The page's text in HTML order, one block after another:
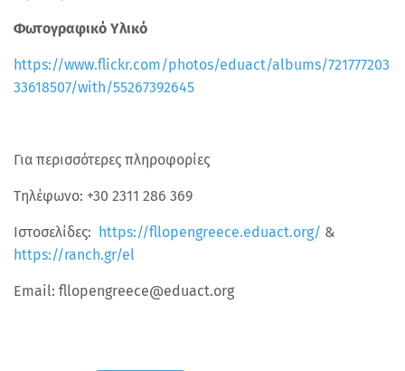
Φωτογραφικό Υλικό
https://www.flickr.com/photos/eduact/albums/721777203
33618507/with/55267392645
Για περισσότερες πληροφορίες
Τηλέφωνο: +30 2311 286 369
Ιστοσελίδες: https://fllopengreece.eduact.org/ &
https://ranch.gr/el
Email: fllopengreece@eduact.org